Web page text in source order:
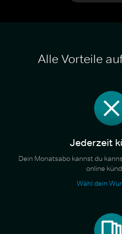
Alle Vorteile
Jederzeit
Dein Monatsabo kannst du
online
Wähl dein